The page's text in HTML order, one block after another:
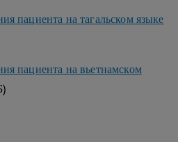
пациента на тагальском языке
пациента на вьетнамском